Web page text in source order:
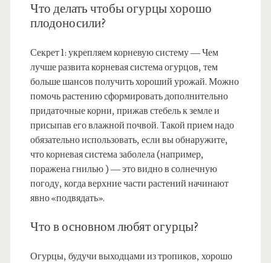
Что делать чтобы огурцы хорошо
плодоносили?
Секрет 1: укрепляем корневую систему — Чем
лучше развита корневая система огурцов, тем
больше шансов получить хороший урожай. Можно
помочь растению сформировать дополнительно
придаточные корни, прижав стебель к земле и
присыпав его влажной почвой. Такой прием надо
обязательно использовать, если вы обнаружите,
что корневая система заболела (например,
поражена гнилью ) — это видно в солнечную
погоду, когда верхние части растений начинают
явно «подвядать».
Что в основном любят огурцы?
Огурцы, будучи выходцами из тропиков, хорошо